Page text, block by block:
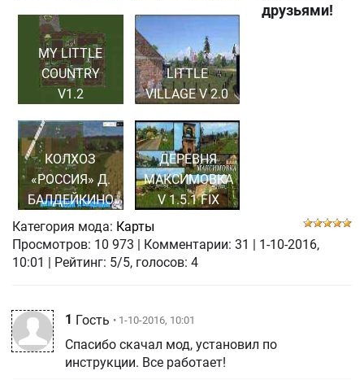
MY LITTLE
COUNTRY
V1.2
LITTLE
VILLAGE V 2.0
КОЛХОЗ
«РОССИЯ» Д.
БАЛДЕЙКИНО
ДЕРЕВНЯ
МАКСИМОВКА
V 1.5.1 FIX
друзьями!
Категория мода: Карты
Просмотров: 10 973 Комментарии: 31
1-10-2016,
10:01
| Рейтинг: 5/5, голосов: 4
1 Гость • 1-10-2016, 10:01
Спасибо скачал мод, установил по
инструкции. Все работает!